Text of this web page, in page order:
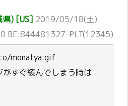
) [US] 2019/05/18(土)
BE:844481327-PLT(12345)
monatya.gif
すぐ緩んでしまう時は